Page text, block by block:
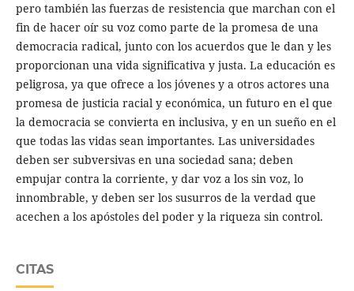
pero también las fuerzas de resistencia que marchan con el
fin de hacer oír su voz como parte de la promesa de una
democracia radical, junto con los acuerdos que le dan y les
proporcionan una vida significativa y justa. La educación es
peligrosa, ya que ofrece a los jóvenes y a otros actores una
promesa de justicia racial y económica, un futuro en el que
la democracia se convierta en inclusiva, y en un sueño en el
que todas las vidas sean importantes. Las universidades
deben ser subversivas en una sociedad sana; deben
empujar contra la corriente, y dar voz a los sin voz, lo
innombrable, y deben ser los susurros de la verdad que
acechen a los apóstoles del poder y la riqueza sin control.
CITAS